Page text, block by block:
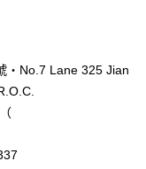
‧No.7 Lane 325 Jian